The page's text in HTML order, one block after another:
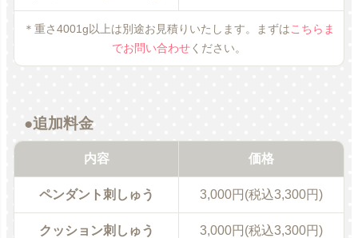
＊重さ4001g以上は別途お見積りいたします。まずはこちらま
でお問い合わせください。
●追加料金
内容 価格
ペンダント刺しゅう 3,000円(税込3,300円)
クッション刺しゅう 3,000円(税込3,300円)